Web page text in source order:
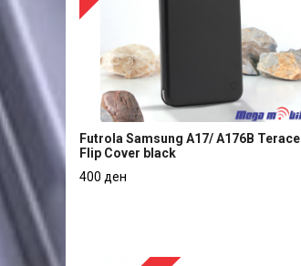
Futrola Samsung A17/ A176B Teracell
Futrola Samsung A17/ A176B Teracell
Flip Cover black
400 ден